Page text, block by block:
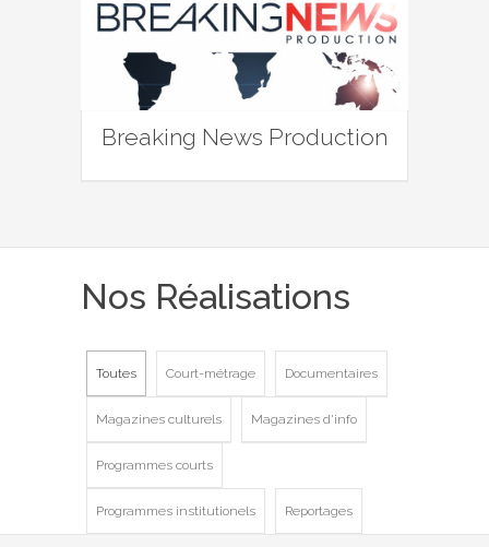
Breaking News Production
Nos Réalisations
Toutes Court-métrage Documentaires
Magazines culturels Magazines d'info
Programmes courts
Programmes institutionels Reportages